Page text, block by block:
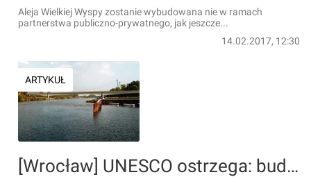
Aleja Wielkiej Wyspy zostanie wybudowana nie w ramach
partnerstwa publiczno-prywatnego, jak jeszcze...
14.02.2017, 12:30
ARTYKUŁ
[Wrocław] UNESCO ostrzega: budowa Alei Wielkiej Wyspy to zagrożenie dla Hali Stulecia